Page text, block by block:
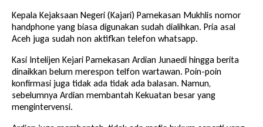
Kepala Kejaksaan Negeri (Kajari) Pamekasan Mukhlis nomor
handphone yang biasa digunakan sudah dialihkan. Pria asal
Aceh juga sudah non aktifkan telefon whatsapp.
Kasi Intelijen Kejari Pamekasan Ardian Junaedi hingga berita
dinaikkan belum merespon telfon wartawan. Poin-poin
konfirmasi juga tidak ada tidak ada balasan. Namun,
sebelumnya Ardian membantah Kekuatan besar yang
mengintervensi.